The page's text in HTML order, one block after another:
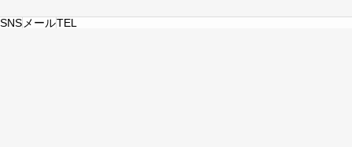
SNS メールTEL